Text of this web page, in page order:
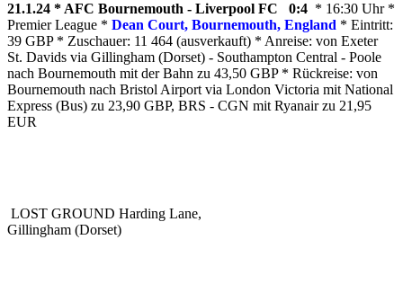
21.1.24 * AFC Bournemouth - Liverpool FC 0:4 * 16:30 Uhr *
Premier League * Dean Court, Bournemouth, England * Eintritt:
39 GBP * Zuschauer: 11 464 (ausverkauft) * Anreise: von Exeter
St. Davids via Gillingham (Dorset) - Southampton Central - Poole
nach Bournemouth mit der Bahn zu 43,50 GBP * Rückreise: von
Bournemouth nach Bristol Airport via London Victoria mit National
Express (Bus) zu 23,90 GBP, BRS - CGN mit Ryanair zu 21,95
EUR
LOST GROUND Harding Lane,
Gillingham (Dorset)